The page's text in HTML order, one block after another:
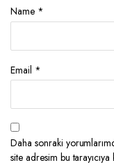
Name *
Email *
Daha sonraki
site adresim bu